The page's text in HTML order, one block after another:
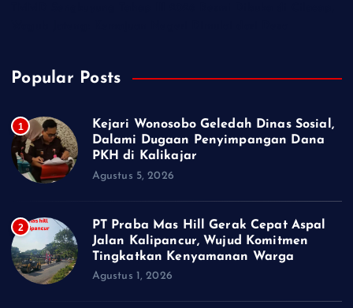
Popular Posts
1
Kejari Wonosobo Geledah Dinas Sosial,
Dalami Dugaan Penyimpangan Dana
PKH di Kalikajar
Agustus 5, 2026
2
PT Praba Mas Hill Gerak Cepat Aspal
Jalan Kalipancur, Wujud Komitmen
Tingkatkan Kenyamanan Warga
Agustus 1, 2026